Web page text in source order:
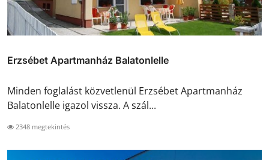
Erzsébet Apartmanház Balatonlelle
Minden foglalást közvetlenül Erzsébet Apartmanház
Balatonlelle igazol vissza. A szál...
2348 megtekintés